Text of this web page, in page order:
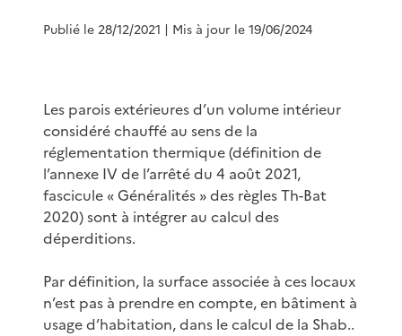
Publié le 28/12/2021 | Mis à jour le 19/06/2024
Les parois extérieures d’un volume intérieur
considéré chauffé au sens de la
réglementation thermique (définition de
l’annexe IV de l’arrêté du 4 août 2021,
fascicule « Généralités » des règles Th-Bat
2020) sont à intégrer au calcul des
déperditions.
Par définition, la surface associée à ces locaux
n’est pas à prendre en compte, en bâtiment à
usage d’habitation, dans le calcul de la Shab..